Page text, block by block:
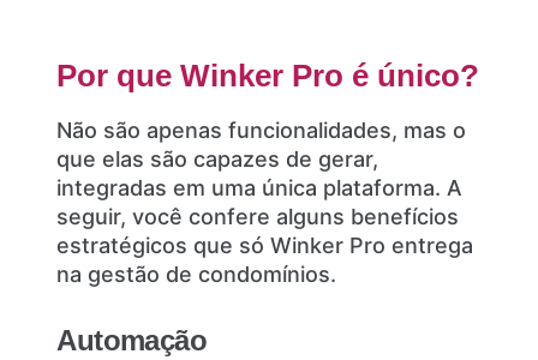
Por que Winker Pro é único?
Não são apenas funcionalidades, mas o
que elas são capazes de gerar,
integradas em uma única plataforma. A
seguir, você confere alguns benefícios
estratégicos que só Winker Pro entrega
na gestão de condomínios.
Automação